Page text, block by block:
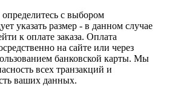
с выбором
указать размер - в данном случае
к оплате заказа. Оплата
на сайте или через
банковской карты. Мы
всех транзакций и
ваших данных.